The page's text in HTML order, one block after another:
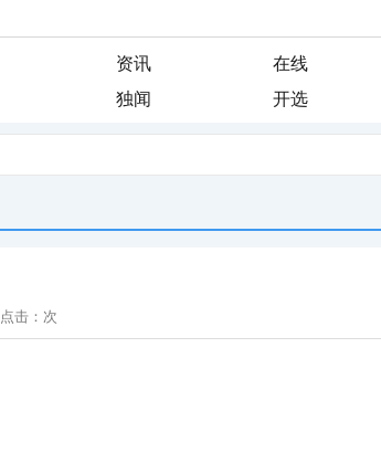
资讯
在线
独闻 开选
点击： 次